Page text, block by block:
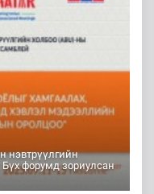
нэвтрүүлгийн
форумд зориулсан